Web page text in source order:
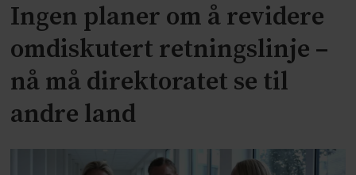
Ingen planer om å revidere
omdiskutert retningslinje –
nå må direktoratet se til
andre land